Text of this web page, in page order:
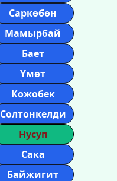
Саркөбөн
Мамырбай
Бает
Үмөт
Кожобек
Солтонкелди
Нусуп
Сака
Байжигит